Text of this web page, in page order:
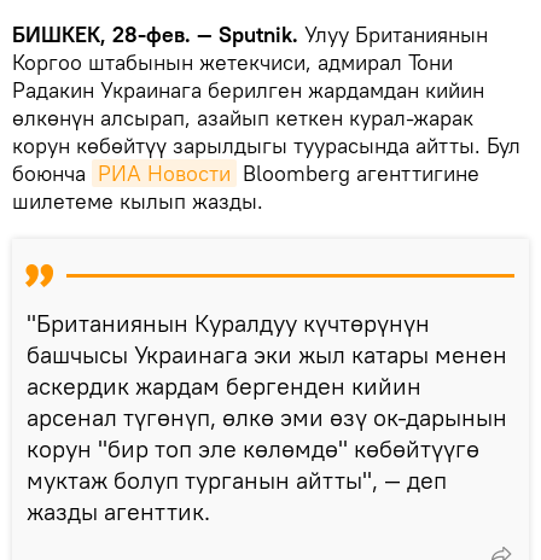
БИШКЕК, 28-фев. — Sputnik. Улуу Британиянын
Коргоо штабынын жетекчиси, адмирал Тони
Радакин Украинага берилген жардамдан кийин
өлкөнүн алсырап, азайып кеткен курал-жарак
корун көбөйтүү зарылдыгы туурасында айтты. Бул
боюнча РИА Новости Bloomberg агенттигине
шилетеме кылып жазды.
"Британиянын Куралдуу күчтөрүнүн
башчысы Украинага эки жыл катары менен
аскердик жардам бергенден кийин
арсенал түгөнүп, өлкө эми өзү ок-дарынын
корун "бир топ эле көлөмдө" көбөйтүүгө
муктаж болуп турганын айтты", — деп
жазды агенттик.